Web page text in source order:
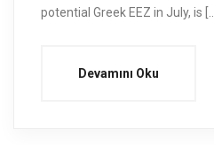
potential Greek EEZ in July, is […]
Devamını Oku